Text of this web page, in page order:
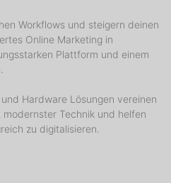
Workflows und steigern deinen
Online Marketing in
Plattform und einem
Hardware Lösungen vereinen
Technik und helfen
zu digitalisieren.